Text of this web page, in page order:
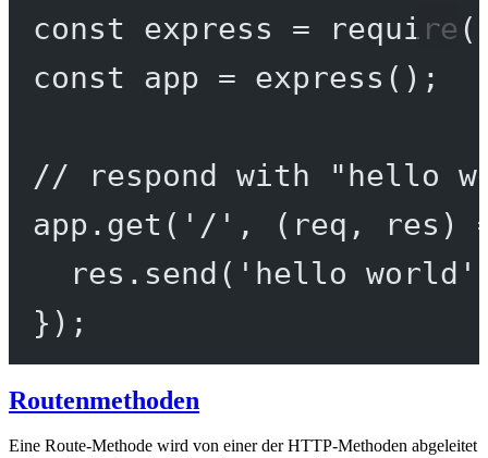
const express = require (
const
app = express ();
// respond with "hello
app. get ( '/' , ( req , res )
res. send ( 'hello world'
});
Routenmethoden
Eine Route-Methode wird von einer der HTTP-Methoden abgeleitet